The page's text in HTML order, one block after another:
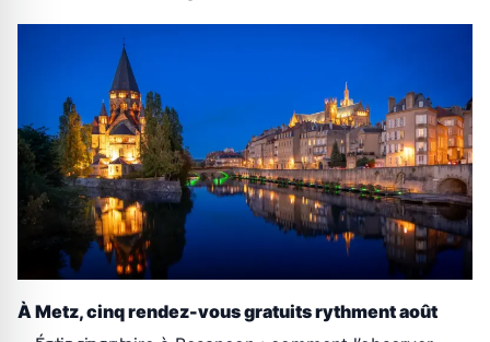
À Metz, cinq rendez-vous gratuits rythment août